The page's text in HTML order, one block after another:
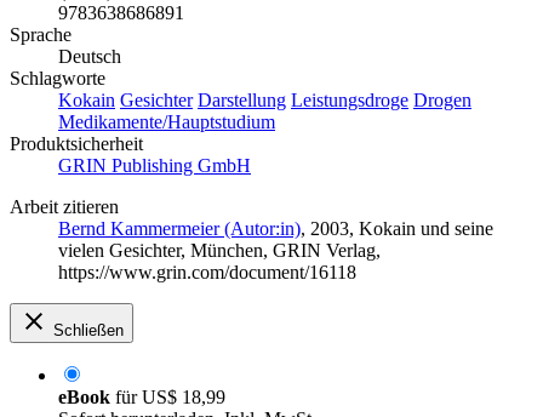
9783638686891
Sprache
Deutsch
Schlagworte
Kokain Gesichter Darstellung Leistungsdroge Drogen
Medikamente/Hauptstudium
Produktsicherheit
GRIN Publishing GmbH
Arbeit zitieren
Bernd Kammermeier (Autor:in), 2003, Kokain und seine
vielen Gesichter, München, GRIN Verlag,
https://www.grin.com/document/16118
Schließen
eBook fürUS$ 18,99